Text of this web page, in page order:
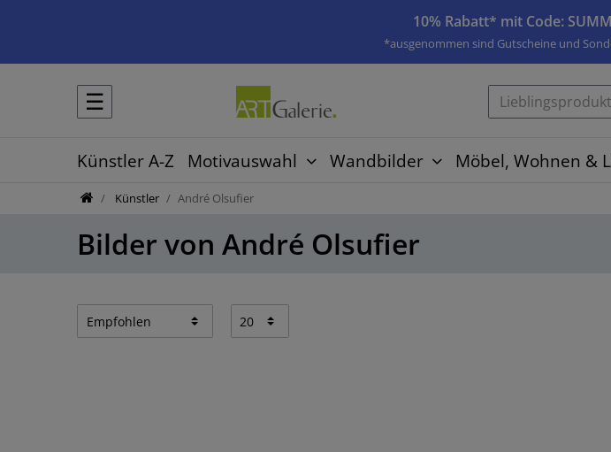
10% Rabatt* mit Code:
*ausgenommen sind Gutscheine und
☰
Künstler A-Z Motivauswahl Wandbilder Möbel, Wohnen &
Künstler André Olsufier
Bilder von André Olsufier